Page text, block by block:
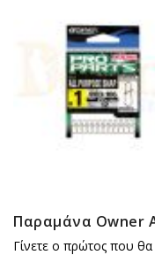
Παραμάνα Owner
Γίνετε ο πρώτος που